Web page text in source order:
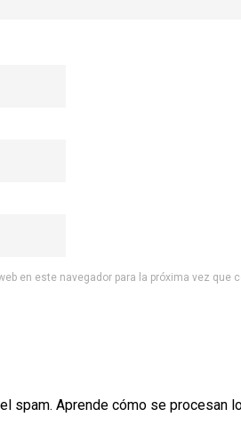
en este navegador para la próxima vez que
spam. Aprende cómo se procesan